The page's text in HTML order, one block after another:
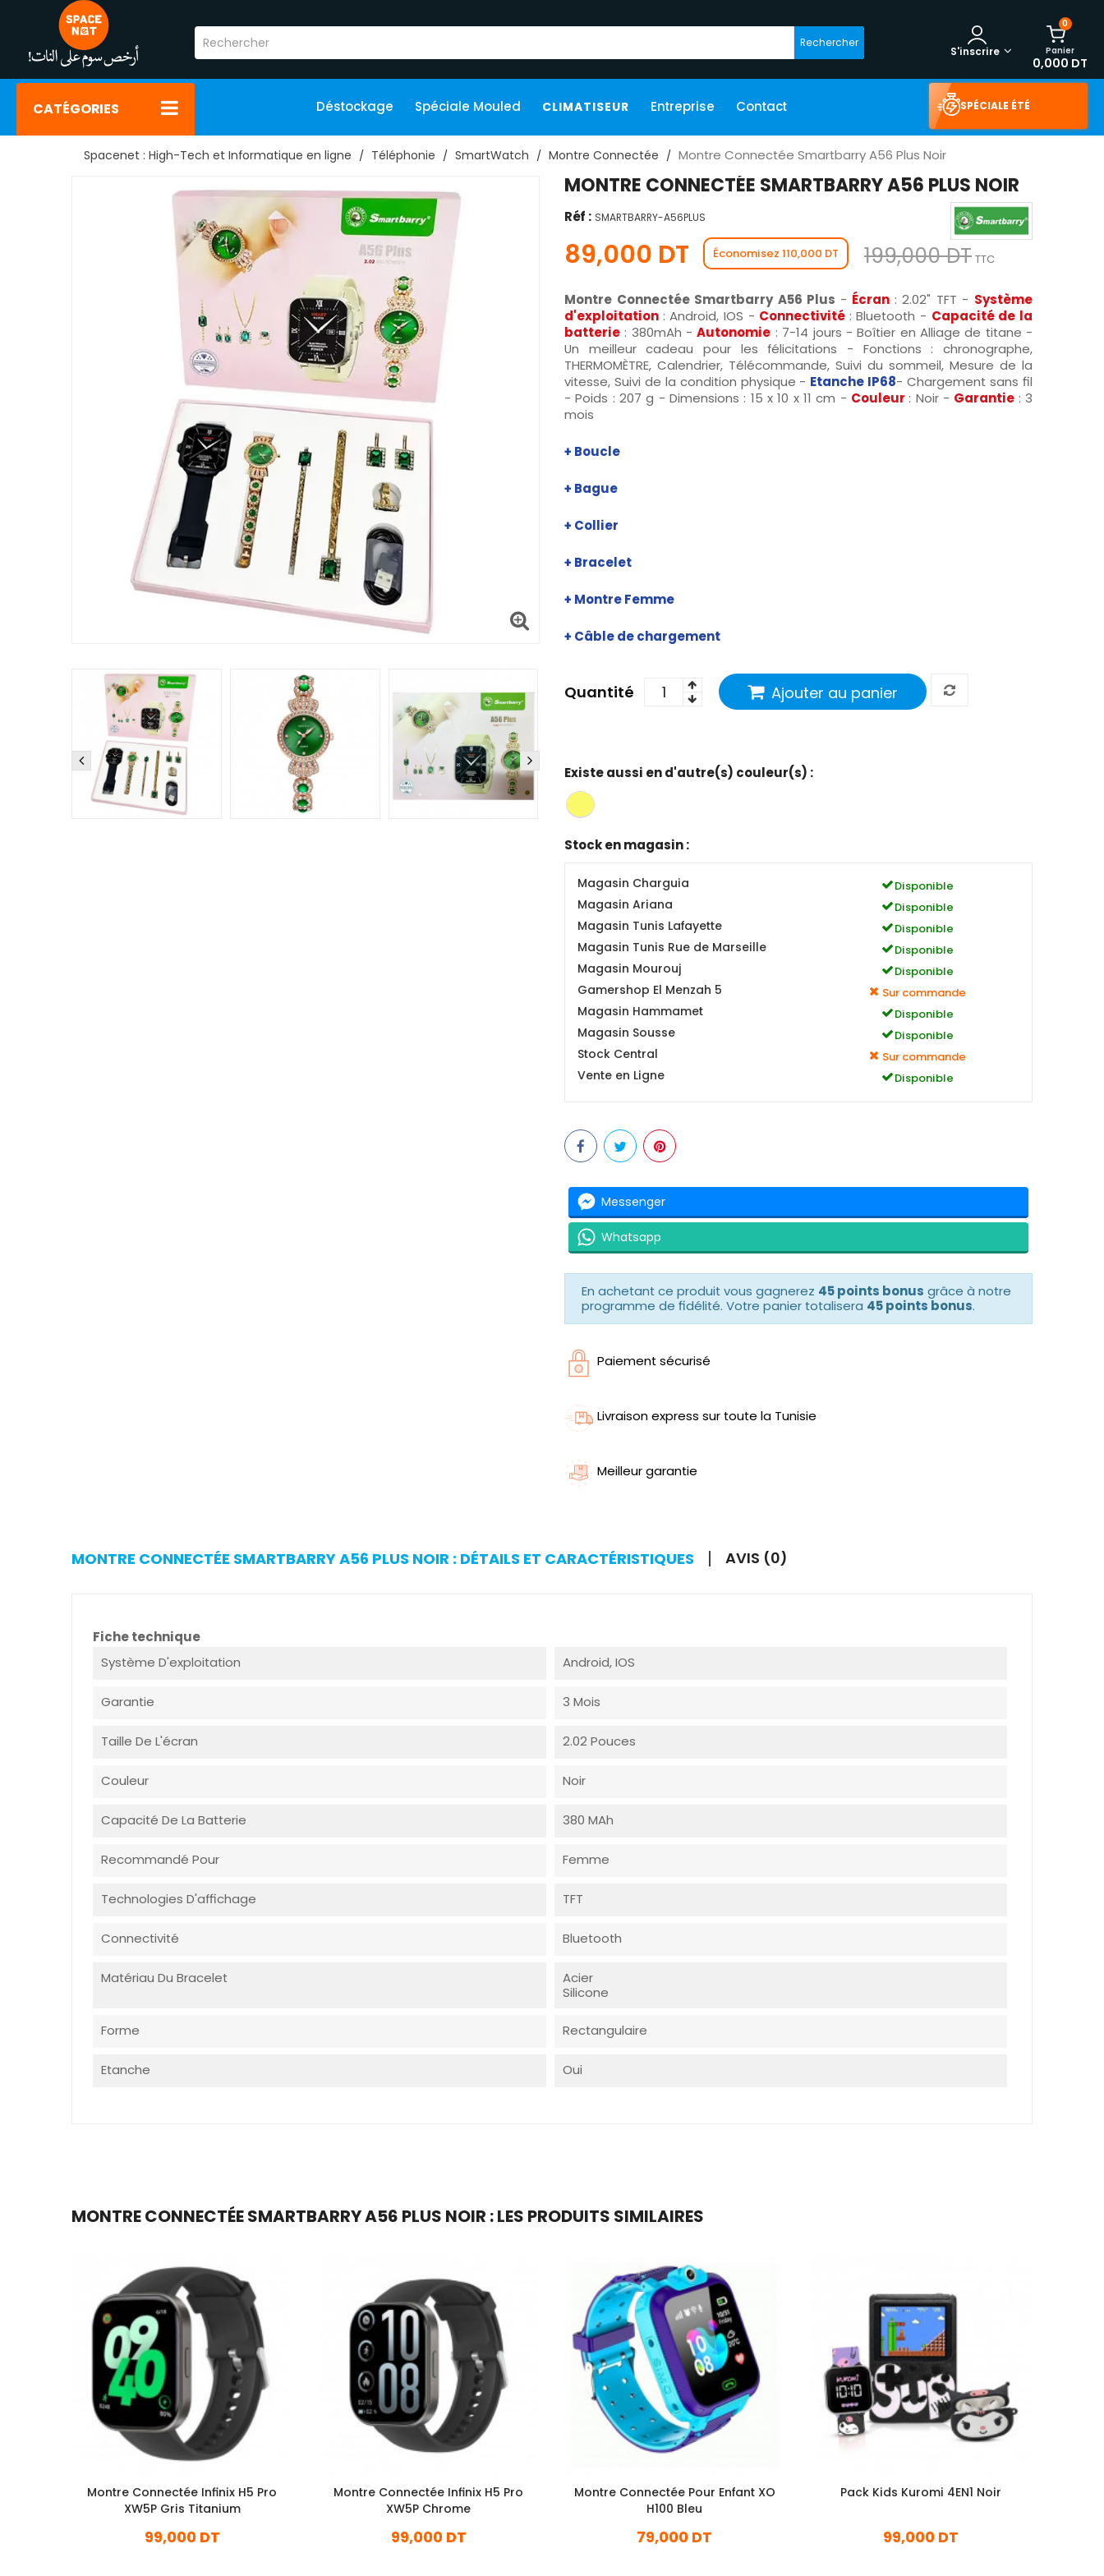
Rechercher
0
Panier
0,000 DT
S'inscrire
CATÉGORIES Déstockage Spéciale Mouled CLIMATISEUR Entreprise Contact SPÉCIALE ÉTÉ
Spacenet : High-Tech et Informatique en ligne Téléphonie SmartWatch Montre Connectée Montre Connectée Smartbarry A56 Plus Noir
MONTRE CONNECTÉE SMARTBARRY A56 PLUS NOIR
Réf : SMARTBARRY-A56PLUS
89,000 DT Économisez 110,000 DT 199,000 DT TTC
Montre Connectée Smartbarry A56 Plus - Écran : 2.02" TFT - Système
d'exploitation : Android, IOS - Connectivité : Bluetooth - Capacité de la
batterie : 380mAh -Autonomie : 7-14 jours - Boîtier en Alliage de titane -
Un meilleur cadeau pour les félicitations - Fonctions : chronographe,
THERMOMÈTRE, Calendrier, Télécommande, Suivi du sommeil, Mesure de la
vitesse, Suivi de la condition physique - Etanche IP68- Chargement sans fil
- Poids : 207 g - Dimensions : 15 x 10 x 11 cm - Couleur : Noir - Garantie : 3
mois
+ Boucle
+ Bague
+ Collier
+ Bracelet
+ Montre Femme
+ Câble de chargement
Quantité Ajouter au panier
Existe aussi en d'autre(s) couleur(s) :
Stock en magasin :
Magasin Charguia Disponible
Magasin Ariana Disponible
Magasin Tunis Lafayette Disponible
Magasin Tunis Rue de Marseille Disponible
Magasin Mourouj Disponible
Gamershop El Menzah 5 Sur commande
Magasin Hammamet Disponible
Magasin Sousse Disponible
Stock Central Sur commande
Vente en Ligne Disponible
Messenger
Whatsapp
En achetant ce produit vous gagnerez 45 points bonus grâce à notre
programme de fidélité. Votre panier totalisera 45 points bonus.
Paiement sécurisé
Livraison express sur toute la Tunisie
Meilleur garantie
MONTRE CONNECTÉE SMARTBARRY A56 PLUS NOIR : DÉTAILS ET CARACTÉRISTIQUES AVIS (0)
Fiche technique
Système D'exploitation
Android, IOS
Garantie 3 Mois
Taille De L'écran 2.02 Pouces
Couleur Noir
Capacité De La Batterie 380 MAh
Recommandé Pour Femme
Technologies D'affichage TFT
Connectivité Bluetooth
Matériau Du Bracelet
Acier
Silicone
Forme Rectangulaire
Etanche Oui
MONTRE CONNECTÉE SMARTBARRY A56 PLUS NOIR : LES PRODUITS SIMILAIRES
Montre Connectée Infinix H5 Pro
XW5P Gris Titanium
99,000 DT
Montre Connectée Infinix H5 Pro
XW5P Chrome
99,000 DT
Montre Connectée Pour Enfant XO
H100 Bleu
79,000 DT
Pack Kids Kuromi 4EN1 Noir
99,000 DT